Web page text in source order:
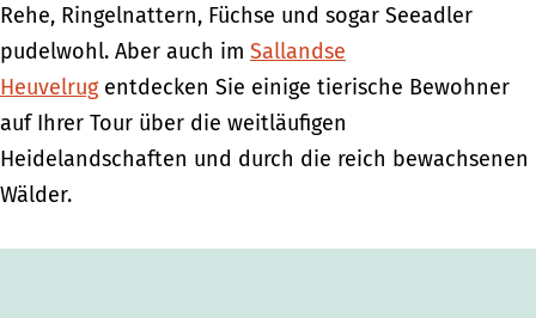
Rehe, Ringelnattern, Füchse und sogar Seeadler
pudelwohl. Aber auch im Sallandse
Heuvelrugentdecken Sie einige tierische Bewohner
auf Ihrer Tour über die weitläufigen
Heidelandschaften und durch die reich bewachsenen
Wälder.